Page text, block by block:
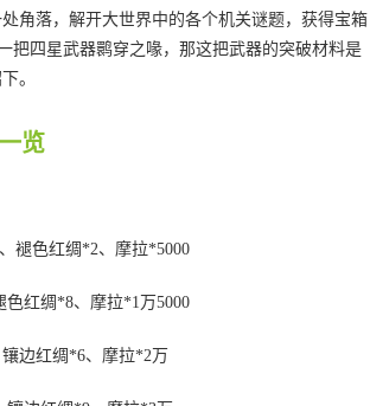
角落，解开大世界中的各个机关谜题，获得宝箱
把四星武器鹮穿之喙，那这把武器的突破材料是
。
览
褪色红绸*2、摩拉*5000
红绸*8、摩拉*1万5000
边红绸*6、摩拉*2万